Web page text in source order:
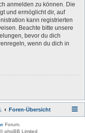
anmelden zu können. Die
und ermöglicht dir, auf
kann registrierten
Beachte bitte unsere
bevor du dich
wenn du dich in
Foren-Übersicht
Forum.
phpBB Limited